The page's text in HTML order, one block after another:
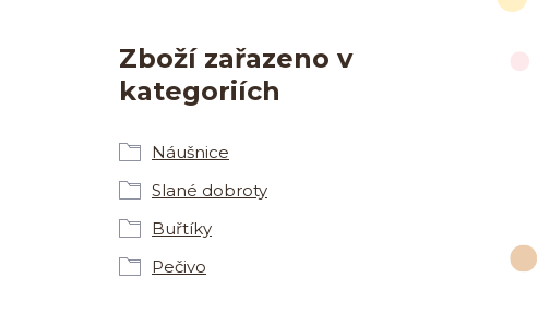
Zboží zařazeno v
kategoriích
Náušnice
Slané dobroty
Buřtíky
Pečivo